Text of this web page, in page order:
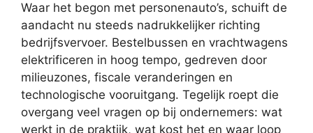
Waar het begon met personenauto’s, schuift de
aandacht nu steeds nadrukkelijker richting
bedrijfsvervoer. Bestelbussen en vrachtwagens
elektrificeren in hoog tempo, gedreven door
milieuzones, fiscale veranderingen en
technologische vooruitgang. Tegelijk roept die
overgang veel vragen op bij ondernemers: wat
werkt in de praktijk, wat kost het en waar loop